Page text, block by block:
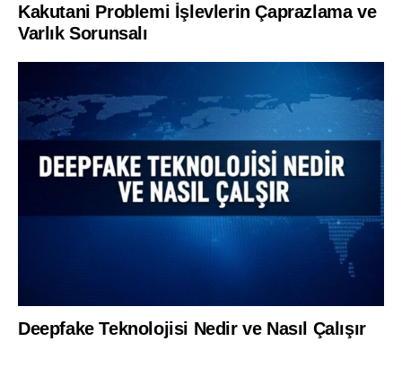
Kakutani Problemi İşlevlerin Çaprazlama ve
Varlık Sorunsalı
Deepfake Teknolojisi Nedir ve Nasıl Çalışır